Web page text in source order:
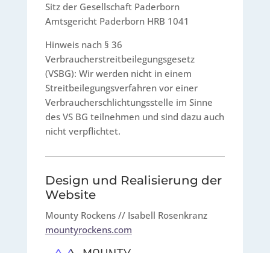
Sitz der Gesellschaft Paderborn
Amtsgericht Paderborn HRB 1041
Hinweis nach § 36
Verbraucherstreitbeilegungsgesetz
(VSBG): Wir werden nicht in einem
Streitbeilegungsverfahren vor einer
Verbraucherschlichtungsstelle im Sinne
des VS BG teilnehmen und sind dazu auch
nicht verpflichtet.
Design und Realisierung der
Website
Mounty Rockens // Isabell Rosenkranz
mountyrockens.com